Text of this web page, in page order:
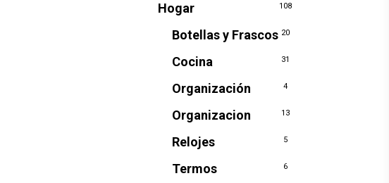
Hogar 108
Botellas y Frascos 20
Cocina 31
Organización 4
Organizacion 13
Relojes 5
Termos 6